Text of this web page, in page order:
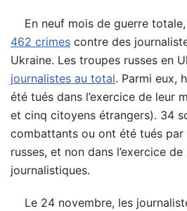
En neuf mois de guerre totale,
462 crimes contre des
Ukraine. Les troupes russes en
journalistes au total. Parmi eux,
été tués dans l’exercice de leur
et cinq citoyens étrangers). 34
combattants ou ont été tués
russes, et non dans l’exercice
journalistiques.
Le 24 novembre, les